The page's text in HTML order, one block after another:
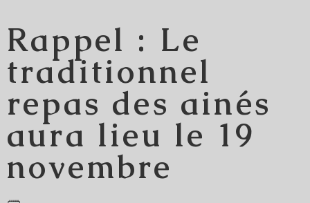
Rappel : Le
traditionnel
repas des ainés
aura lieu le 19
novembre